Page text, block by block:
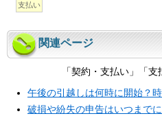
支払い
関連ページ
「契約・支払い」「
午後の引越しは何時に開始？
破損や紛失の申告はいつまで